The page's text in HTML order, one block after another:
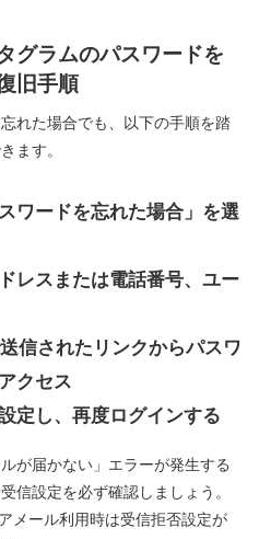
グラムのパスワードを
旧手順
れた場合でも、以下の手順を踏
ます。
ワードを忘れた場合」を選
レスまたは電話番号、ユー
信されたリンクからパスワ
クセス
定し、再度ログインする
が届かない」エラーが発生する
信設定を必ず確認しましょう。
メール利用時は受信拒否設定が